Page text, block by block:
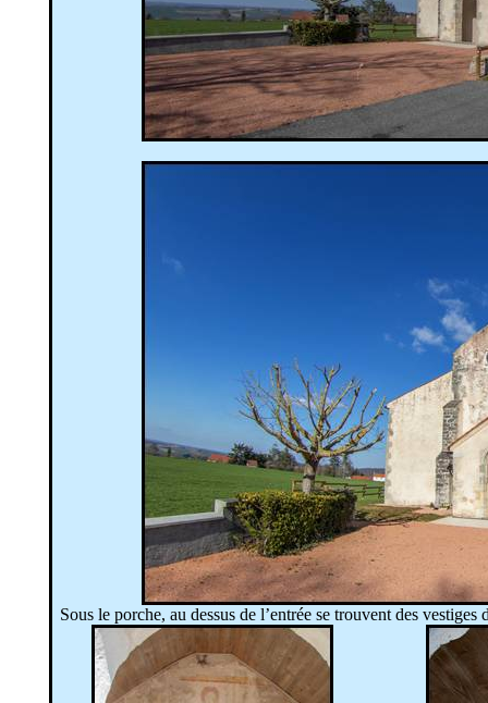
Sous le porche, au dessus de l’entrée se trouvent des